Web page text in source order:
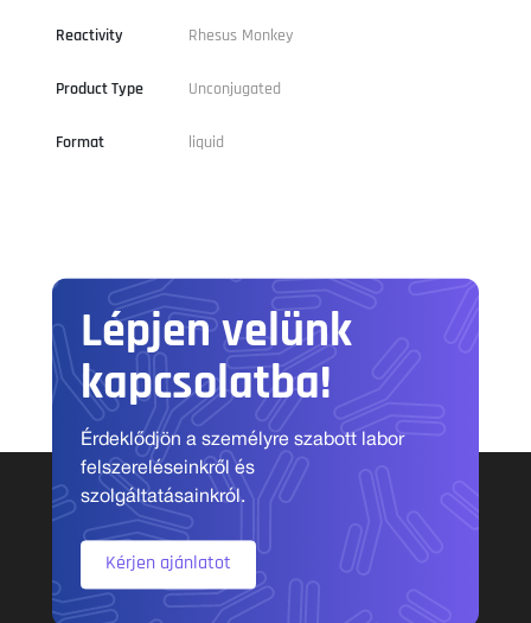
Reactivity Rhesus Monkey
Product Type Unconjugated
Format liquid
Lépjen velünk
kapcsolatba!
Érdeklődjön a személyre szabott labor
felszereléseinkről és
szolgáltatásainkról.
Kérjen ajánlatot